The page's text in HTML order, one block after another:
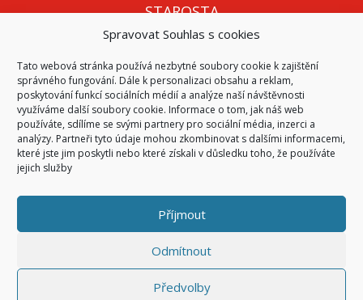
Spravovat Souhlas s cookies
Tato webová stránka používá nezbytné soubory cookie k zajištění
správného fungování. Dále k personalizaci obsahu a reklam,
poskytování funkcí sociálních médií a analýze naší návštěvnosti
využíváme další soubory cookie. Informace o tom, jak náš web
používáte, sdílíme se svými partnery pro sociální média, inzerci a
analýzy. Partneři tyto údaje mohou zkombinovat s dalšími informacemi,
které jste jim poskytli nebo které získali v důsledku toho, že používáte
jejich služby
Příjmout
Odmítnout
Předvolby
STAROSTA
Mgr. Roman Vala
info@oukojetice.cz
ÚŘEDNÍ HODINY
Po, St: 15:30 - 16:30
Všechny kontakty | Kde nás najdete
© 2026Obec Kojetice na Moravě
Všechna práva vyhrazena
Code & Design bySymphony Digital